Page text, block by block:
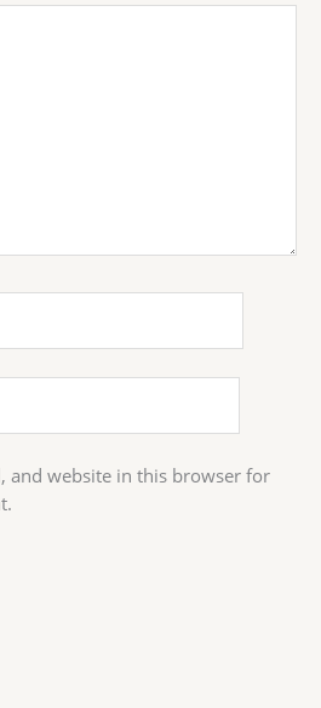
and website in this browser for